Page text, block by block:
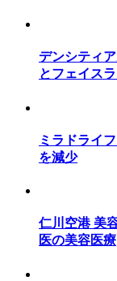
デンシティ
とフェイス
ミラドライ
を減少
仁川空港 美
医の美容医療